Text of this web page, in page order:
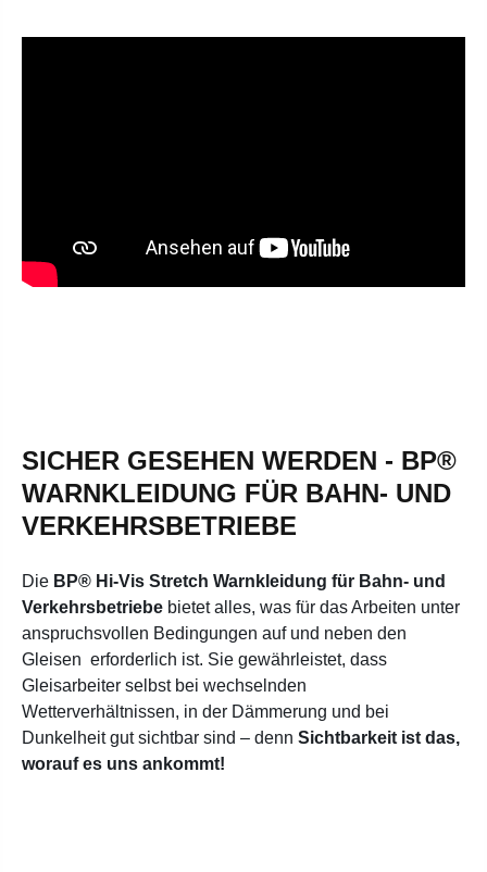
SICHER GESEHEN WERDEN - BP®
WARNKLEIDUNG FÜR BAHN- UND
VERKEHRSBETRIEBE
Die BP® Hi-Vis Stretch Warnkleidung für Bahn- und
Verkehrsbetriebe bietet alles, was für das Arbeiten unter
anspruchsvollen Bedingungen auf und neben den
Gleisen erforderlich ist. Sie gewährleistet, dass
Gleisarbeiter selbst bei wechselnden
Wetterverhältnissen, in der Dämmerung und bei
Dunkelheit gut sichtbar sind – denn Sichtbarkeit ist das,
worauf es uns ankommt!